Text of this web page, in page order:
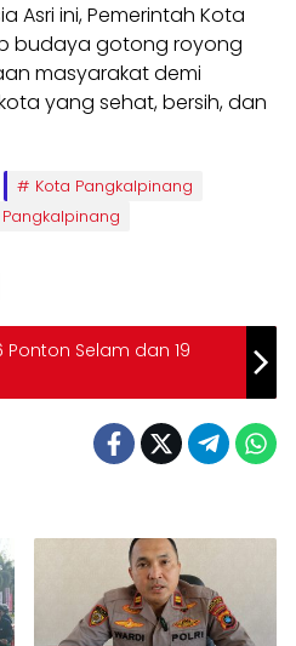
Asri ini, Pemerintah Kota
budaya gotong royong
masyarakat demi
yang sehat, bersih, dan
Kota Pangkalpinang
Ponton Selam dan 19